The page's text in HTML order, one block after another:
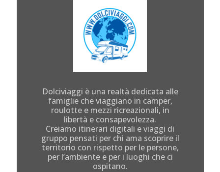
Dolciviaggi è una realtà dedicata alle
famiglie che viaggiano in camper,
roulotte e mezzi ricreazionali, in
libertà e consapevolezza.
Creiamo itinerari digitali e viaggi di
gruppo pensati per chi ama scoprire il
territorio con rispetto per le persone,
per l’ambiente e per i luoghi che ci
ospitano.